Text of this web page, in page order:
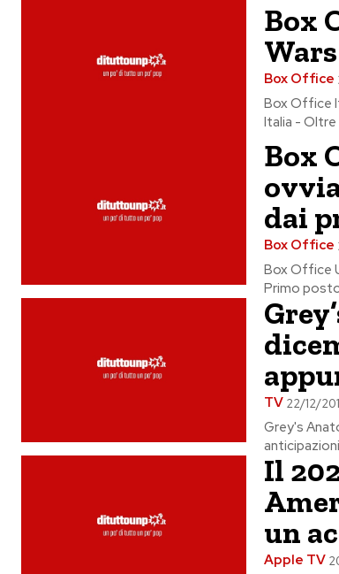
Box
Box Office
Box Office
Italia - Oltre
Box
dai
Box Office
Box Office
Primo
TV 22/12/
Grey's
Il
un
Apple TV